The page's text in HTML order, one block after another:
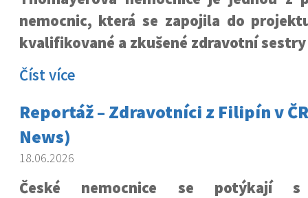
nemocnic, která se zapojila do
kvalifikované a zkušené zdravotní
Číst více
Reportáž – Zdravotníci z Filipín v
News)
18.06.2026
České nemocnice se potýkají s